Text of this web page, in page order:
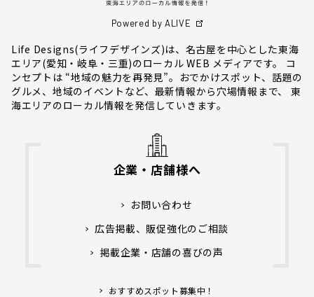
Powered by ALIVE
Life Designs(ライフデザインズ)は、名古屋を中心とした東海
エリア(愛知・岐阜・三重)のローカル WEB メディアです。 コ
ンセプトは “地域の魅力を再発見”。おでかけスポット、話題の
グルメ、地域のイベントなど、最新情報から穴場情報まで、 東
海エリアのローカル情報を発信していきます。
企業・店舗様へ
お問い合わせ
広告掲載、販促強化のご相談
掲載企業・店舗の喜びの声
おすすめスポット募集中！